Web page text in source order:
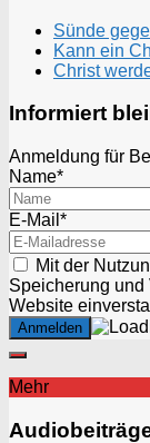
Sünde
Kann ein
Christ
Informiert
Anmeldung für
Name*
E-Mail*
Mit der
Speicherung
Website
Mehr